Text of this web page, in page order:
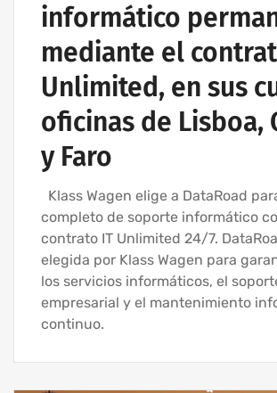
informático
mediante el
Unlimited, en sus
oficinas de Lisboa,
y Faro
Klass Wagen elige a DataRoad
completo de soporte informático
contrato IT Unlimited 24/7.
elegida por Klass Wagen para
los servicios informáticos, el
empresarial y el mantenimiento
continuo.